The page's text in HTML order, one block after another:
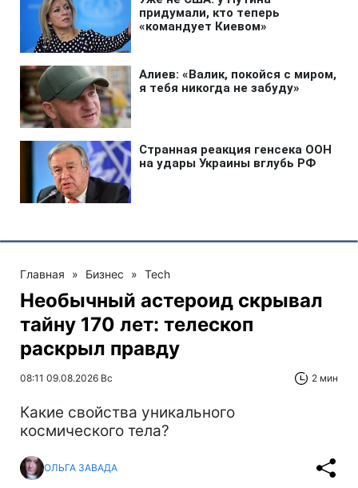
Главная » Бизнес » Tech
Необычный астероид скрывал
тайну 170 лет: телескоп
раскрыл правду
08:11 09.08.2026 Вс 2 мин
Какие свойства уникального
космического тела?
ОЛЬГА ЗАВАДА